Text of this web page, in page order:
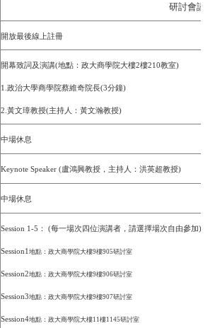
研討會議
開放最後線上註冊
開幕致詞及演講(地點：政大商學院大樓2樓210教室)
1.政治大學商學院蔡維奇院長(3分鐘)
2.黃文璋教授(主持人：黃文瀚教授)
中場休息
Keynote Speaker (盧鴻興教授，主持人：洪英超教授)
中場休息
Session 1-5： (每一場次四位演講者，請選擇場次自由參加)
Session1 地點：政大商學院大樓9樓905研討室
Session2地點：政大商學院大樓9樓906研討室
Session3地點：政大商學院大樓9樓907研討室
Session4地點：政大商學院大樓11樓1145研討室